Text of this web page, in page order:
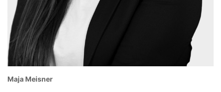
Maja Meisner